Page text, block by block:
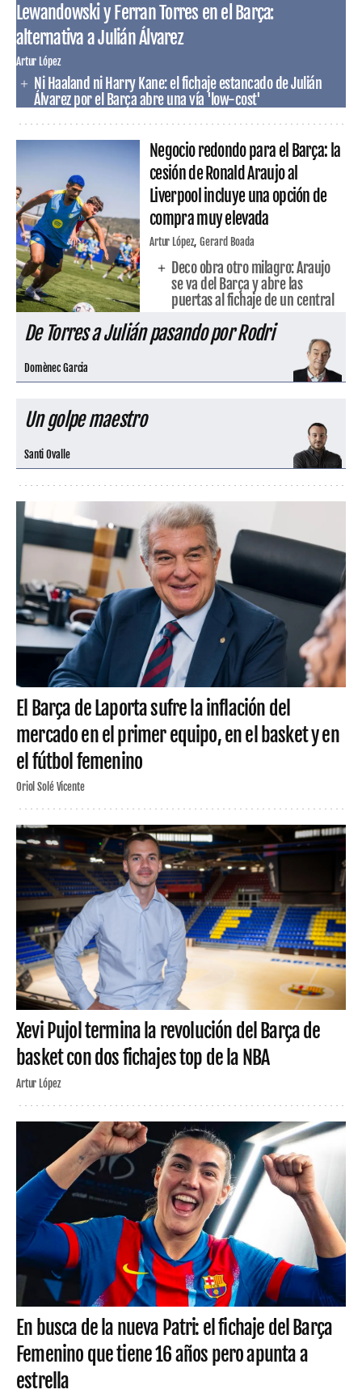
Lewandowski y Ferran Torres en el Barça:
alternativa a Julián Álvarez
Artur López
Ni Haaland ni Harry Kane: el fichaje estancado de Julián
Álvarez por el Barça abre una vía 'low-cost'
Negocio redondo para el Barça: la
cesión de Ronald Araujo al
Liverpool incluye una opción de
compra muy elevada
Artur López Gerard Boada
Deco obra otro milagro: Araujo
se va del Barça y abre las
puertas al fichaje de un central
De Torres a Julián pasando por Rodri
Domènec Garcia
Un golpe maestro
Santi Ovalle
El Barça de Laporta sufre la inflación del
mercado en el primer equipo, en el basket y en
el fútbol femenino
Oriol Solé Vicente
Xevi Pujol termina la revolución del Barça de
basket con dos fichajes top de la NBA
Artur López
En busca de la nueva Patri: el fichaje del Barça
Femenino que tiene 16 años pero apunta a
estrella